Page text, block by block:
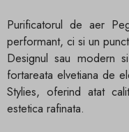
Purificatorul de aer
performant, ci si un
Designul sau modern
fortareata elvetiana de
Stylies, oferind atat
estetica rafinata.